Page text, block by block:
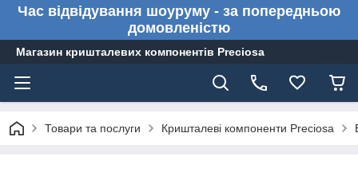
Час відвідування шоуруму - за попередньою
домовленістю
Магазин кришталевих компонентів Preciosa
Товари та послуги Кришталеві компоненти Preciosa